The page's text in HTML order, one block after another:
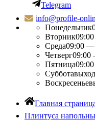
Telegram
info@profile-
Понедельник
Вторник
Среда09:00 —
Четверг09:00
Пятница
Суббота
Воскресенье
Главная
Плинтуса